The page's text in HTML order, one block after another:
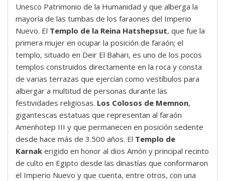
Unesco Patrimonio de la Humanidad y que alberga la
mayoría de las tumbas de los faraones del Imperio
Nuevo. El Templo de la Reina Hatshepsut, que fue la
primera mujer en ocupar la posición de faraón; el
templo, situado en Deir El Bahari, es uno de los pocos
templos construidos directamente en la roca y consta
de varias terrazas que ejercían como vestíbulos para
albergar a multitud de personas durante las
festividades religiosas. Los Colosos de Memnon,
gigantescas estatuas que representan al faraón
Amenhotep III y que permanecen en posición sedente
desde hace más de 3.500 años. El Templo de
Karnak erigido en honor al dios Amón y principal recinto
de culto en Egipto desde las dinastías que conformaron
el Imperio Nuevo y que cuenta, entre otros, con una